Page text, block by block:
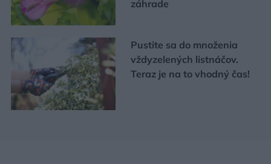
záhrade
Pustite sa do množenia
vždyzelených listnáčov.
Teraz je na to vhodný čas!